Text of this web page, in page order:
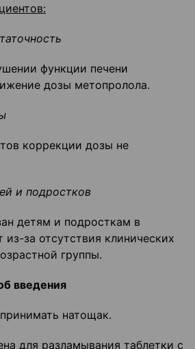
функции печени
дозы метопролола.
коррекции дозы не
и подростков
детям и подросткам в
из-за отсутствия клинических
группы.
введения
натощак.
для разламывания таблетки с